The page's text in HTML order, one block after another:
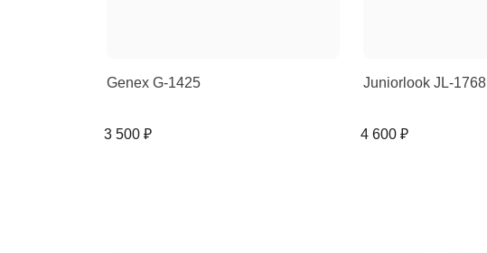
Genex G-1425
3 500 ₽
Juniorlook JL-1768
4 600 ₽